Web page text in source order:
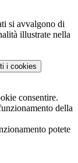
si avvalgono di
illustrate nella
i cookies
consentire.
della
potete